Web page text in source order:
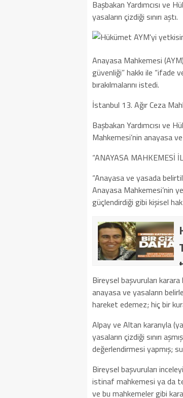
Başbakan Yardımcısı ve
yasaların çizdiği sınırı aştı.
Anayasa Mahkemesi
güvenliği” hakkı ile “ifade
bırakılmalarını istedi.
İstanbul 13. Ağır Ceza
Başbakan Yardımcısı ve
Mahkemesi’nin anayasa ve
“ANAYASA MAHKEMESİ
“Anayasa ve yasada
Anayasa Mahkemesi’nin
güçlendirdiği gibi kişisel
Bireysel başvuruları
anayasa ve yasaların
hareket edemez; hiç bir
Alpay ve Altan kararıyla
yasaların çizdiği sınırı
değerlendirmesi yapmış;
Bireysel başvuruları
istinaf mahkemesi ya da
ve bu mahkemeler gibi